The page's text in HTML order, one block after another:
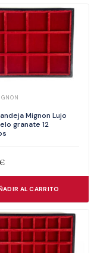
Mignon Lujo
granate 12
AL CARRITO